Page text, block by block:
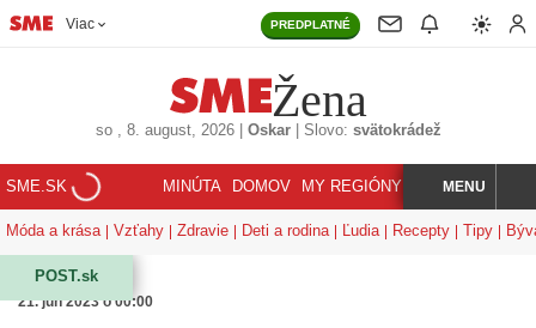
Viac PREDPLATNÉ
Žena
so, 8. august, 2026| Oskar| Slovo: svätokrádež
SME.SK MINÚTA DOMOV MY REGIÓNY KORZÁR
HĽADAJMENU
Móda a krása Vzťahy Zdravie Deti a rodina Ľudia Recepty Tipy
POST.sk
21. jún 2023 o 00:00